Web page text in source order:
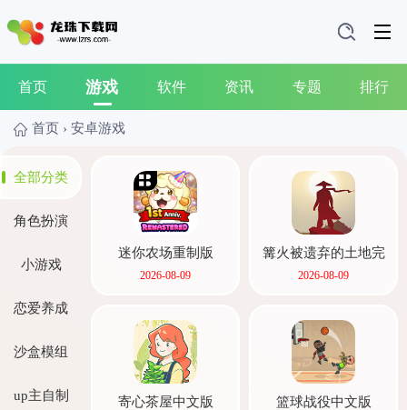
首页 游戏 软件 资讯 专题 排行
首页 › 安卓游戏
全部分类
角色扮演
小游戏
恋爱养成
沙盒模组
up主自制
迷你农场重制版
2026-08-09
篝火被遗弃的土地完
整版
2026-08-09
寄心茶屋中文版 篮球战役中文版